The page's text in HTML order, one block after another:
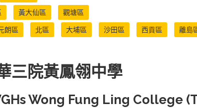
黃大仙區
觀塘區
朗區 北區 大埔區 沙田區 西貢區
離島
三院黃鳳翎中學
Wong Fung Ling College